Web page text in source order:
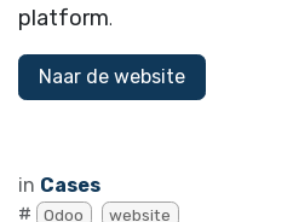
platform.
Naar de website
in Cases
#
Odoo website